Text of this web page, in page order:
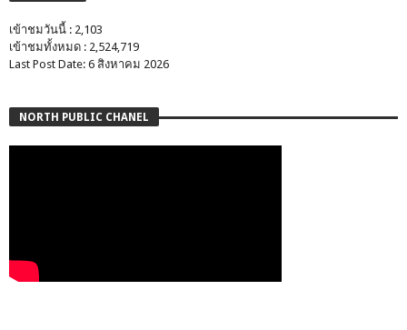
เข้าชมวันนี้ : 2,103
เข้าชมทั้งหมด : 2,524,719
Last Post Date: 6 สิงหาคม 2026
NORTH PUBLIC CHANEL